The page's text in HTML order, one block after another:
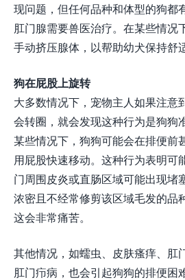
现问题，但任何品种和体型的狗都
肛门腺需要兽医治疗。在某些情况
手动挤压腺体，以帮助幼犬保持舒
狗在屁股上旋转
大多数情况下，宠物主人如果注意
会转圈，就会发现这种行为是狗狗
某些情况下，狗狗可能会在排便前
用屁股快速移动。这种行为表明可
门周围皮炎或直肠区域可能出现堵
浓密且不经常修剪该区域毛发的品
这会非常痛苦。
其他情况，如蠕虫、皮肤瘙痒、肛
肛门疖病，也会引起狗狗的排便困